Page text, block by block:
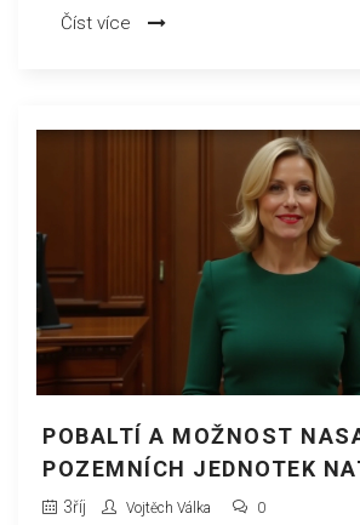
Maďarska v jeho odporu vůči sankcím EU
spolupráce zemí Visegrádské skupiny.
Číst více
POBALTÍ A MOŽNOST
POZEMNÍCH JEDNOTEK
UKRAJINĚ
3říj Vojtěch Válka 0